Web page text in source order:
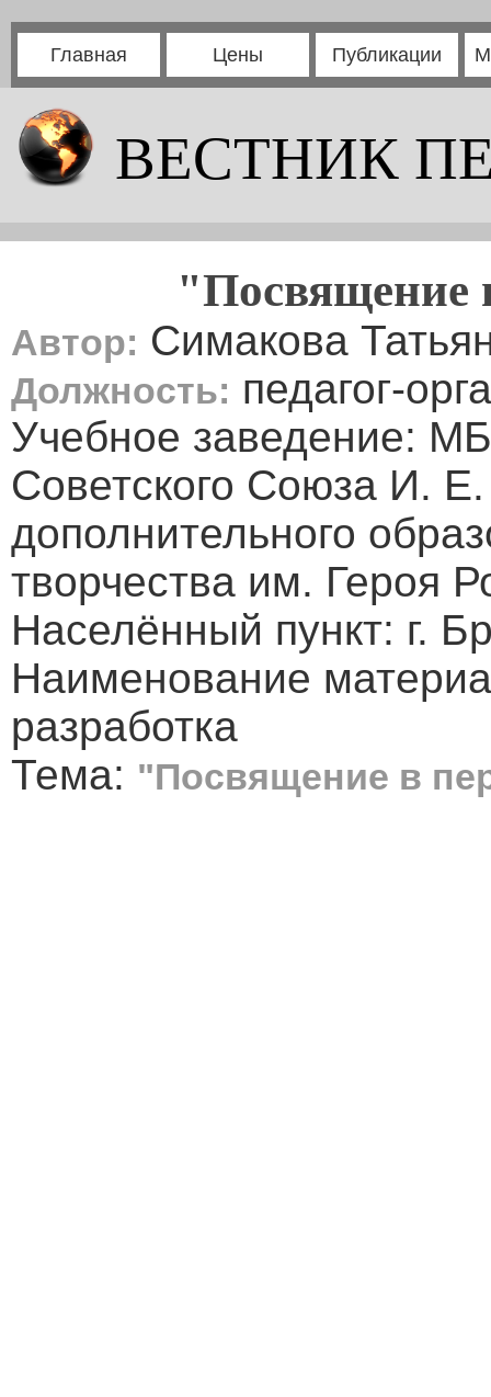
Главная Цены Публикации
ВЕСТНИК
"Посвящение
Автор: Симакова
Должность: педагог-
Учебное заведение:
Советского Союза И.
дополнительного
творчества им. Героя
Населённый пункт: г.
Наименование
разработка
Тема: "Посвящение в